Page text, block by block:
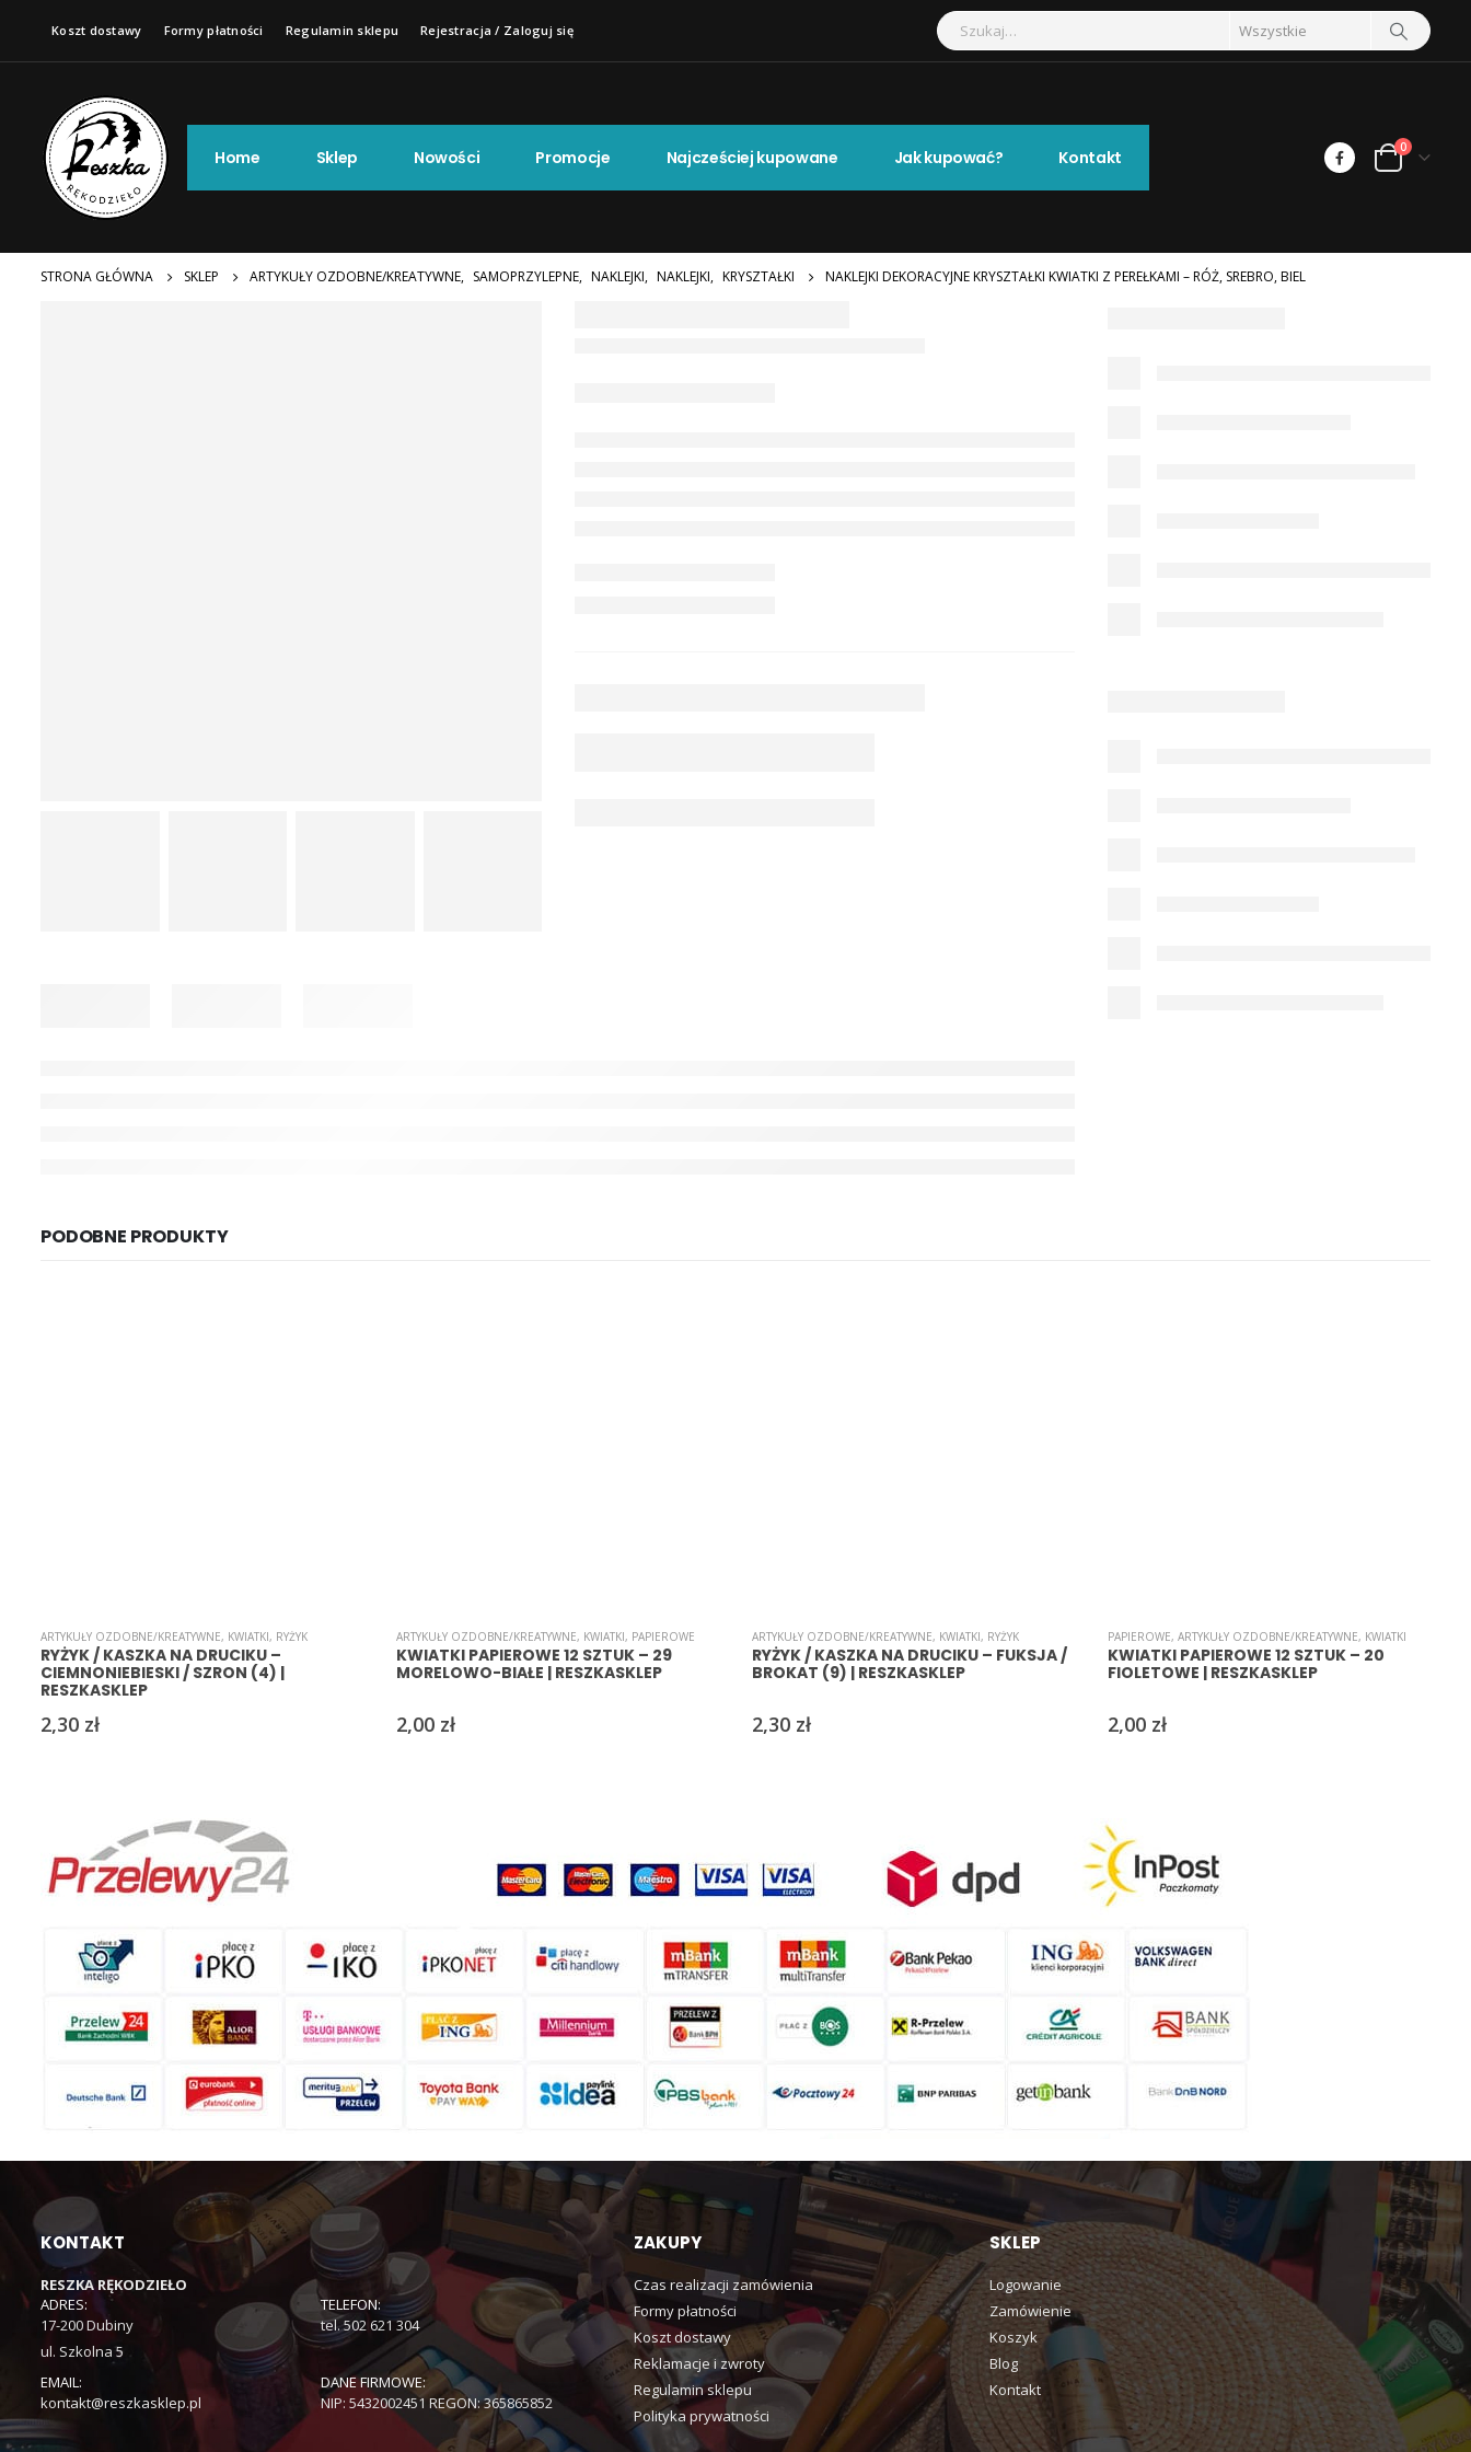
Koszt dostawy Formy płatności Regulamin sklepu Rejestracja / Zaloguj się
Home Sklep Nowości Promocje Najcześciej kupowane Jak kupować? Kontakt 0
STRONA GŁÓWNA SKLEP ARTYKUŁY OZDOBNE/KREATYWNE, SAMOPRZYLEPNE, NAKLEJKI, NAKLEJKI, KRYSZTAŁKI NAKLEJKI DEKORACYJNE KRYSZTAŁKI KWIATKI Z PEREŁKAMI – RÓŻ, SREBRO, BIEL
PODOBNE PRODUKTY
ARTYKUŁY OZDOBNE/KREATYWNE, KWIATKI, RYŻYK
RYŻYK / KASZKA NA DRUCIKU –
CIEMNONIEBIESKI / SZRON (4) |
RESZKASKLEP
2,30 zł
ARTYKUŁY OZDOBNE/KREATYWNE, KWIATKI, PAPIEROWE
KWIATKI PAPIEROWE 12 SZTUK – 29
MORELOWO-BIAŁE | RESZKASKLEP
2,00 zł
ARTYKUŁY OZDOBNE/KREATYWNE, KWIATKI, RYŻYK
RYŻYK / KASZKA NA DRUCIKU – FUKSJA /
BROKAT (9) | RESZKASKLEP
2,30 zł
PAPIEROWE, ARTYKUŁY OZDOBNE/KREATYWNE, KWIATKI
KWIATKI PAPIEROWE 12 SZTUK – 20
FIOLETOWE | RESZKASKLEP
2,00 zł
KONTAKT
RESZKA RĘKODZIEŁO
ADRES:
17-200 Dubiny
ul. Szkolna 5
TELEFON:
tel. 502 621 304
EMAIL:
kontakt@reszkasklep.pl
DANE FIRMOWE:
NIP: 5432002451 REGON: 365865852
ZAKUPY
Czas realizacji zamówienia
Formy płatności
Koszt dostawy
Reklamacje i zwroty
Regulamin sklepu
Polityka prywatności
SKLEP
Logowanie
Zamówienie
Koszyk
Blog
Kontakt